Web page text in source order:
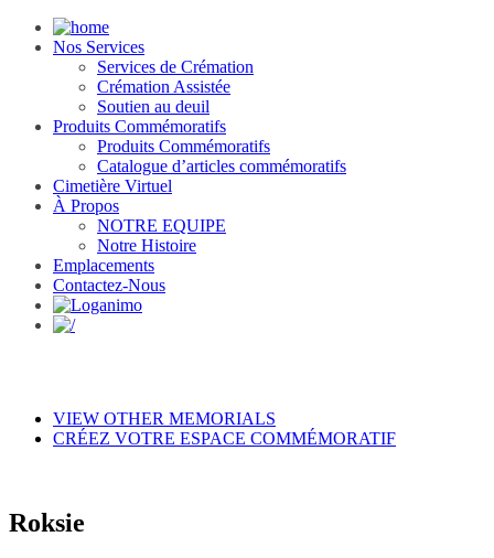
Nos Services
Services de Crémation
Crémation Assistée
Soutien au deuil
Produits Commémoratifs
Produits Commémoratifs
Catalogue d’articles commémoratifs
Cimetière Virtuel
À Propos
NOTRE EQUIPE
Notre Histoire
Emplacements
Contactez-Nous
VIEW OTHER MEMORIALS
CRÉEZ VOTRE ESPACE COMMÉMORATIF
Roksie